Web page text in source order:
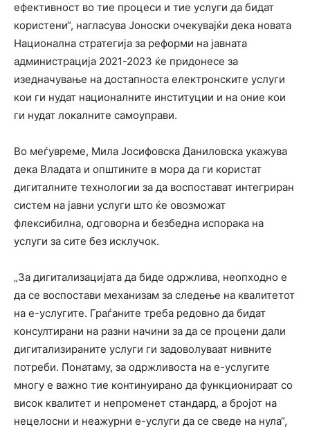
ефективност во тие процеси и тие услуги да бидат
користени“, нагласува Јоноски очекувајќи дека новата
Национална стратегија за реформи на јавната
администрација 2021-2023 ќе придонесе за
изедначување на достапноста електронските услуги
кои ги нудат националните институции и на оние кои
ги нудат локалните самоуправи.
Во меѓувреме, Мила Јосифовска Даниловска укажува
дека Владата и општините в мора да ги користат
дигиталните технологии за да воспостават интегриран
систем на јавни услуги што ќе овозможат
флексибилна, одговорна и безбедна испорака на
услуги за сите без исклучок.
„За дигитализацијата да биде одржлива, неопходно е
да се воспостави механизам за следење на квалитетот
на е-услугите. Граѓаните треба редовно да бидат
консултирани на разни начини за да се процени дали
дигитализираните услуги ги задоволуваат нивните
потреби. Понатаму, за одржливоста на е-услугите
многу е важно тие континуирано да функционираат со
висок квалитет и непроменет стандард, а бројот на
нецелосни и неажурни е-услуги да се сведе на нула“,